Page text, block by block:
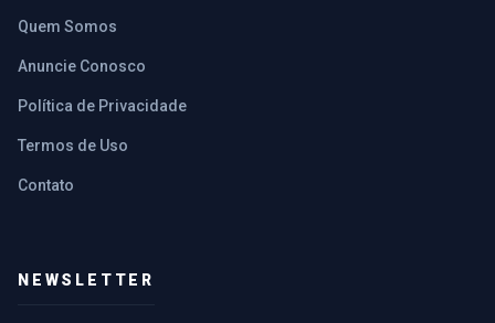
Quem Somos
Anuncie Conosco
Política de Privacidade
Termos de Uso
Contato
NEWSLETTER